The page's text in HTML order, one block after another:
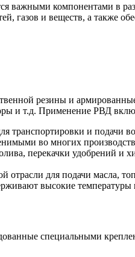
компонентами в
газов и веществ, а также
резины и
и т.д. Применение РВД
и подачи
во многих
перекачки удобрений
для подачи масла,
высокие температуры
специальными